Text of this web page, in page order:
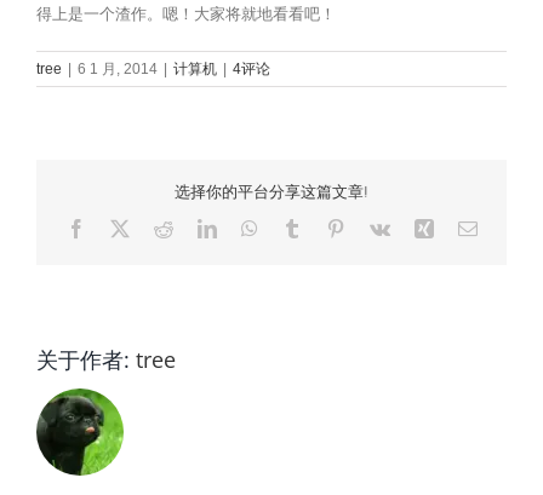
得上是一个渣作。嗯！大家将就地看看吧！
tree | 6 1 月, 2014 | 计算机 | 4评论
选择你的平台分享这篇文章!
Facebook RedditLinkedInWhatsApp
Tumblr Pinterest
Vk Xing 电
关于作者: tree